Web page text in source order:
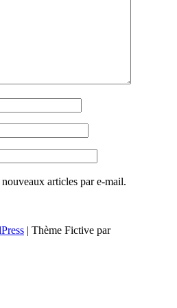
articles par e-mail.
| Thème Fictive par